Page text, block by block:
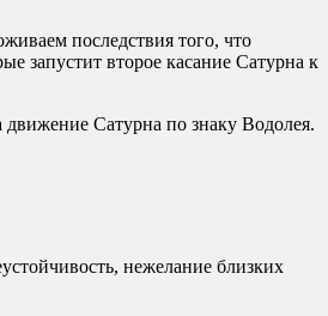
последствия того, что
запустит второе касание Сатурна к
Сатурна по знаку Водолея.
нежелание близких